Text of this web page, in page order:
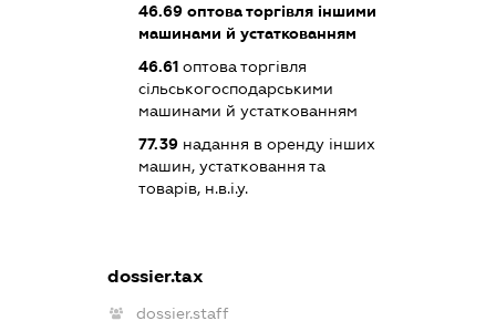
46.69оптова торгівля іншими
машинами й устаткованням
46.61оптова торгівля
сільськогосподарськими
машинами й устаткованням
77.39надання в оренду інших
машин, устатковання та
товарів, н.в.і.у.
dossier.tax
dossier.staff